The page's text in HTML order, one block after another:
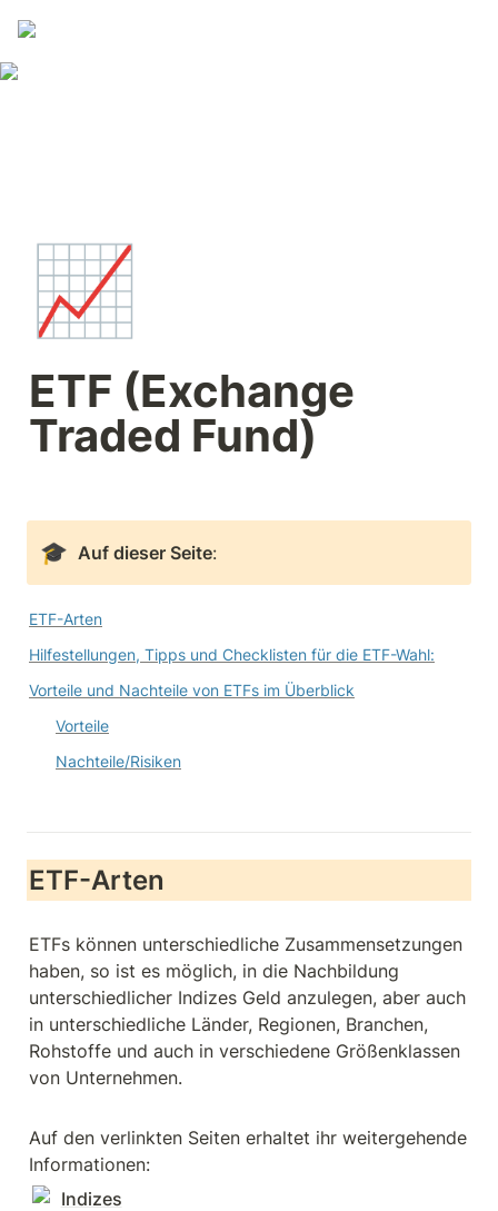
📈
ETF (Exchange
Traded Fund)
🎓 Auf dieser Seite:
ETF-Arten
Hilfestellungen, Tipps und Checklisten für die ETF-Wahl:
Vorteile und Nachteile von ETFs im Überblick
Vorteile
Nachteile/Risiken
ETF-Arten
ETFs können unterschiedliche Zusammensetzungen
haben, so ist es möglich, in die Nachbildung
unterschiedlicher Indizes Geld anzulegen, aber auch
in unterschiedliche Länder, Regionen, Branchen,
Rohstoffe und auch in verschiedene Größenklassen
von Unternehmen.
Auf den verlinkten Seiten erhaltet ihr weitergehende
Informationen:
Indizes